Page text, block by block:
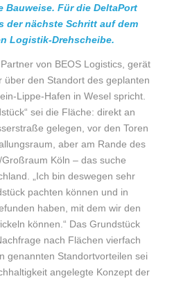
Für die DeltaPort
der nächste Schritt auf dem
Logistik-Drehscheibe.
von BEOS Logistics, gerät
über den Standort des geplanten
Lippe-Hafen in Wesel spricht.
sei die Fläche: direkt an
gelegen, vor den Toren
aber am Rande des
Köln – das suche
„Ich bin deswegen sehr
pachten können und in
haben, mit dem wir den
können.“ Das Grundstück
nach Flächen vierfach
genannten Standortvorteilen sei
angelegte Konzept der